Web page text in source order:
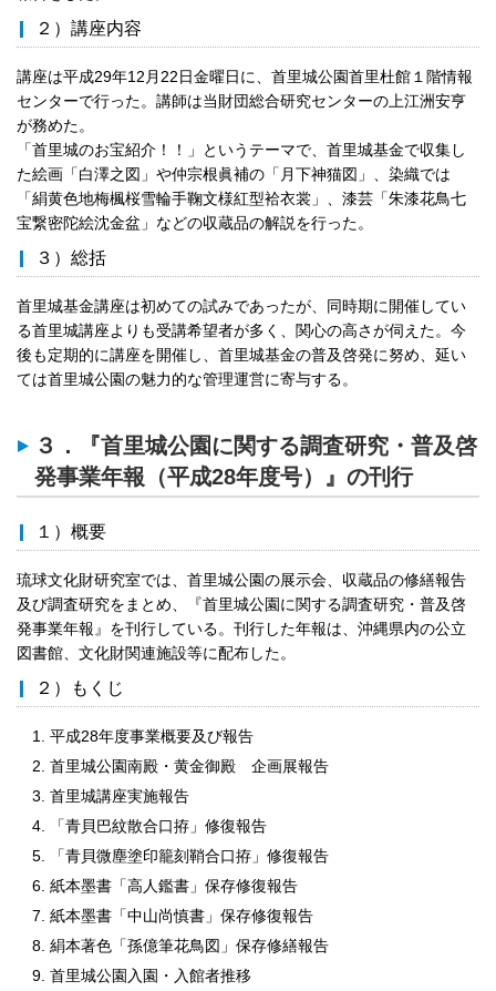
２）講座内容
講座は平成29年12月22日金曜日に、首里城公園首里杜館１階情報
センターで行った。講師は当財団総合研究センターの上江洲安亨
が務めた。
「首里城のお宝紹介！！」というテーマで、首里城基金で収集し
た絵画「白澤之図」や仲宗根眞補の「月下神猫図」、染織では
「絹黄色地梅楓桜雪輪手鞠文様紅型袷衣裳」、漆芸「朱漆花鳥七
宝繋密陀絵沈金盆」などの収蔵品の解説を行った。
３）総括
首里城基金講座は初めての試みであったが、同時期に開催してい
る首里城講座よりも受講希望者が多く、関心の高さが伺えた。今
後も定期的に講座を開催し、首里城基金の普及啓発に努め、延い
ては首里城公園の魅力的な管理運営に寄与する。
３．『首里城公園に関する調査研究・普及啓
発事業年報（平成28年度号）』の刊行
１）概要
琉球文化財研究室では、首里城公園の展示会、収蔵品の修繕報告
及び調査研究をまとめ、『首里城公園に関する調査研究・普及啓
発事業年報』を刊行している。刊行した年報は、沖縄県内の公立
図書館、文化財関連施設等に配布した。
２）もくじ
平成28年度事業概要及び報告
首里城公園南殿・黄金御殿 企画展報告
首里城講座実施報告
「青貝巴紋散合口拵」修復報告
「青貝微塵塗印籠刻鞘合口拵」修復報告
紙本墨書「高人鑑書」保存修復報告
紙本墨書「中山尚慎書」保存修復報告
絹本著色「孫億筆花鳥図」保存修繕報告
首里城公園入園・入館者推移